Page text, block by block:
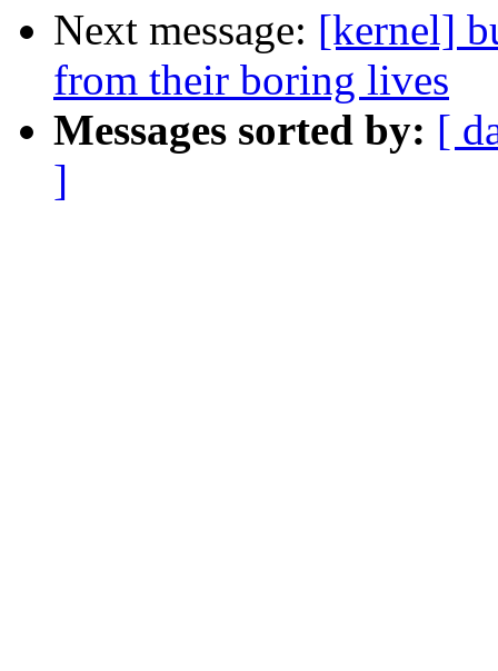
Next message: [kernel]
from their boring lives
Messages sorted by: [
]